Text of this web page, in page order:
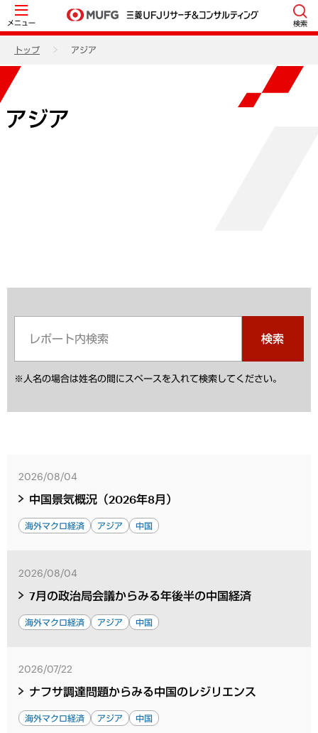
メニュー 検索
トップ アジア
アジア
検索
※人名の場合は姓名の間にスペースを入れて検索してください。
2026/08/04
中国景気概況（2026年8月）
海外マクロ経済 アジア 中国
2026/08/04
7月の政治局会議からみる年後半の中国経済
海外マクロ経済 アジア 中国
2026/07/22
ナフサ調達問題からみる中国のレジリエンス
海外マクロ経済 アジア 中国